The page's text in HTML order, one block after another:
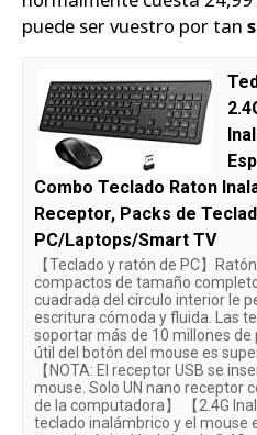
puede ser vuestro por tan
Combo Teclado Raton
Receptor, Packs de
PC/Laptops/Smart TV
【Teclado y ratón de PC】
compactos de tamaño
cuadrada del círculo interior le
escritura cómoda y fluida. Las
soportar más de 10 millones de
útil del botón del mouse es
【NOTA: El receptor USB se
mouse. Solo UN nano receptor
de la computadora】 【2.4G
teclado inalámbrico y el mouse